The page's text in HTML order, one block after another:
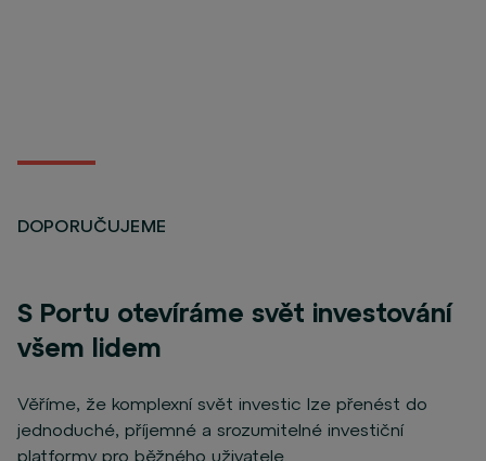
DOPORUČUJEME
S Portu otevíráme svět investování
všem lidem
Věříme, že komplexní svět investic lze přenést do
jednoduché, příjemné a srozumitelné investiční
platformy pro běžného uživatele.